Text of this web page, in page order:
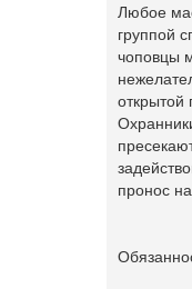
Любое
группой
чоповцы
пронос